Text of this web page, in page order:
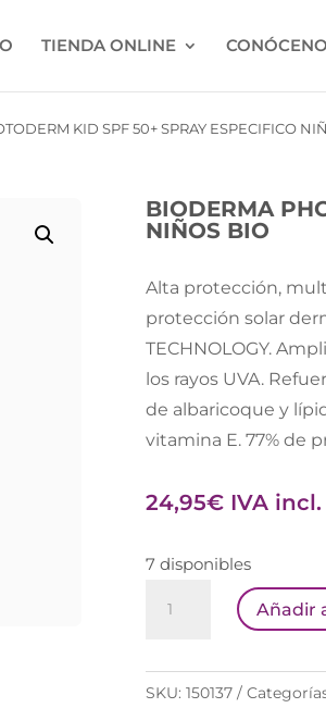
TIENDA ONLINE
KID SPF 50+ SPRAY ESPECIFICO
BIODERMA
NIÑOS BIO
Alta protección,
protección solar
TECHNOLOGY.
los rayos UVA.
de albaricoque y
vitamina E. 77% de
24,95€ IVA incl.
7 disponibles
BIODERMA
PHOTODERM
Añadir
SKU:150137